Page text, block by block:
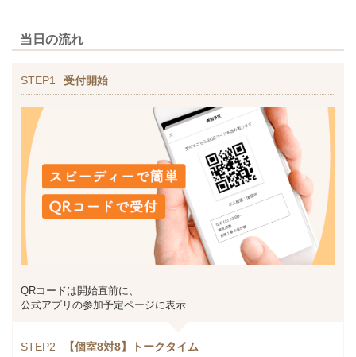
当日の流れ
STEP1 受付開始
QRコードは開始直前に、
公式アプリの参加予定ページに表示
STEP2 【個室8対8】トークタイム